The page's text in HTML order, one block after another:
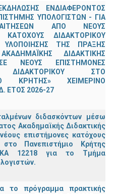
ΕΝΔΙΑΦΕΡΟΝΤΟΣ
ΥΠΟΛΟΓΙΣΤΩΝ - ΓΙΑ
ΑΠΟ ΝΕΟΥΣ
ΚΑΤΟΧΟΥΣ ΔΙΔΑΚΤΟΡΙΚΟΥ
ΥΛΟΠΟΙΗΣΗΣ ΤΗΣ ΠΡΑΞΗΣ
ΔΙΔΑΚΤΙΚΗΣ
ΝΕΟΥΣ ΕΠΙΣΤΗΜΟΝΕΣ
ΔΙΔΑΚΤΟΡΙΚΟΥ ΣΤΟ
ΚΡΗΤΗΣ» ΧΕΙΜΕΡΙΝΟ
ΕΤΟΣ 2026-27
διδασκόντων μέσω
Ακαδημαϊκής Διδακτικής
επιστήμονες κατόχους
στο Πανεπιστήμιο Κρήτης
ΚΑ 12218 για το Τμήμα
το πρόγραμμα πρακτικής